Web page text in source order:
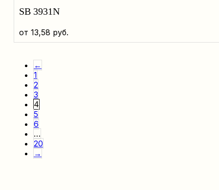
SB 3931N
от 13,58 руб.
←
1
2
3
4
5
6
…
20
→